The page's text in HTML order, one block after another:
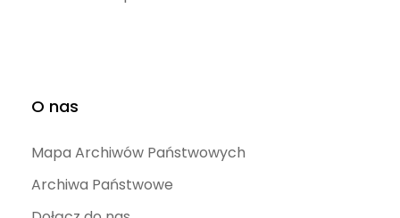
O nas
Mapa Archiwów Państwowych
Archiwa Państwowe